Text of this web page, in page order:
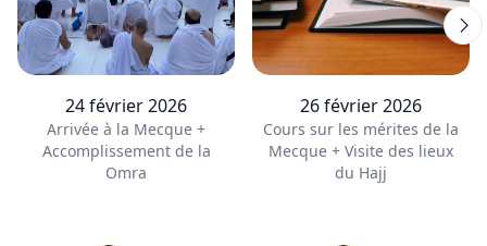
24 février 2026
Arrivée à la Mecque +
Accomplissement de la
Omra
26 février 2026
Cours sur les mérites de la
Mecque + Visite des lieux
du Hajj